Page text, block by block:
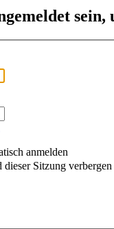
anmelden
Sitzung verbergen